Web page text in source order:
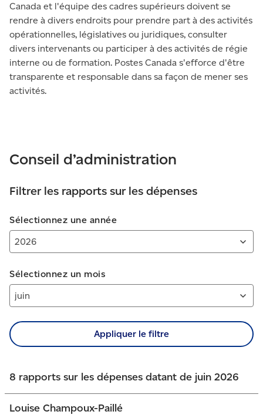
Canada et l'équipe des cadres supérieurs doivent se
rendre à divers endroits pour prendre part à des activités
opérationnelles, législatives ou juridiques, consulter
divers intervenants ou participer à des activités de régie
interne ou de formation. Postes Canada s'efforce d'être
transparente et responsable dans sa façon de mener ses
activités.
Conseil d’administration
Filtrer les rapports sur les dépenses
Sélectionnez une année
Sélectionnez un mois
Appliquer le filtre
8 rapports sur les dépenses datant de juin 2026
Louise Champoux-Paillé